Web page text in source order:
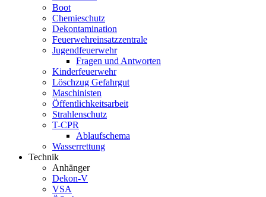
Boot
Chemieschutz
Dekontamination
Feuerwehreinsatzzentrale
Jugendfeuerwehr
Fragen und Antworten
Kinderfeuerwehr
Löschzug Gefahrgut
Maschinisten
Öffentlichkeitsarbeit
Strahlenschutz
T-CPR
Ablaufschema
Wasserrettung
Technik
Anhänger
Dekon-V
VSA